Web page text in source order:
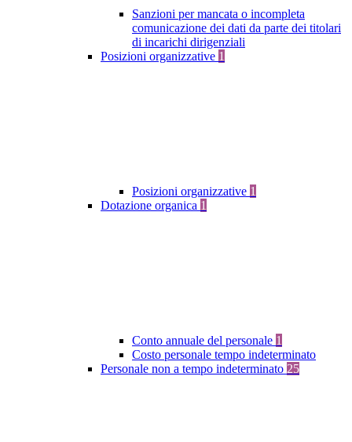
Sanzioni per mancata o incompleta
comunicazione dei dati da parte dei titolari
di incarichi dirigenziali
Posizioni organizzative 1
Posizioni organizzative 1
Dotazione organica 1
Conto annuale del personale 1
Costo personale tempo indeterminato
Personale non a tempo indeterminato 25